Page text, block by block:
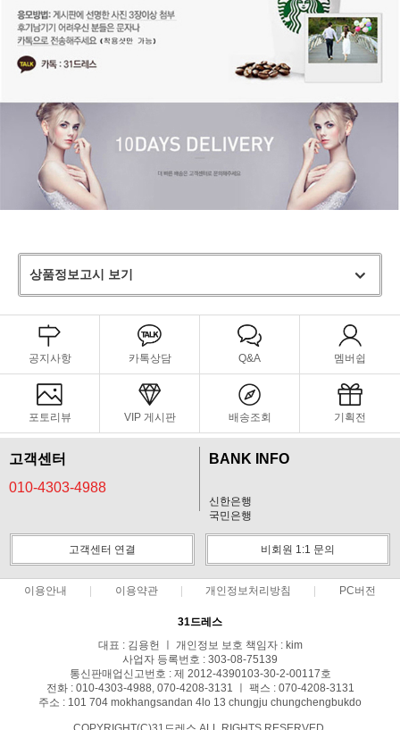
상품정보고시 보기
공지사항 카톡상담 Q&A 멤버쉽
포토리뷰 VIP 게시판 배송조회 기획전
고객센터
010-4303-4988
BANK INFO
신한은행
국민은행
고객센터 연결 비회원 1:1 문의
이용안내 이용약관 개인정보처리방침 PC버전
31드레스
대표 : 김용헌 ㅣ 개인정보 보호 책임자 : kim
사업자 등록번호 : 303-08-75139
통신판매업신고번호 : 제 2012-4390103-30-2-00117호
전화 : 010-4303-4988, 070-4208-3131 ㅣ 팩스 : 070-4208-3131
주소 : 101 704 mokhangsandan 4lo 13 chungju chungchengbukdo